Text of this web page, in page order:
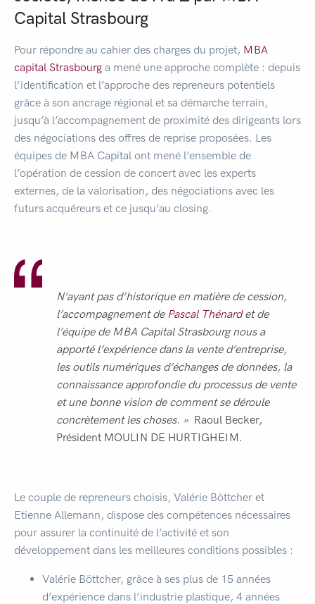
Capital Strasbourg
Pour répondre au cahier des charges du projet, MBA
capital Strasbourg a mené une approche complète : depuis
l’identification et l’approche des repreneurs potentiels
grâce à son ancrage régional et sa démarche terrain,
jusqu’à l’accompagnement de proximité des dirigeants lors
des négociations des offres de reprise proposées. Les
équipes de MBA Capital ont mené l’ensemble de
l’opération de cession de concert avec les experts
externes, de la valorisation, des négociations avec les
futurs acquéreurs et ce jusqu’au closing.
N’ayant pas d’historique en matière de cession,
l’accompagnement de Pascal Thénardet de
l’équipe de MBA Capital Strasbourg nous a
apporté l’expérience dans la vente d’entreprise,
les outils numériques d’échanges de données, la
connaissance approfondie du processus de vente
et une bonne vision de comment se déroule
concrètement les choses. » Raoul Becker,
Président MOULIN DE HURTIGHEIM.
Le couple de repreneurs choisis, Valérie Böttcher et
Etienne Allemann, dispose des compétences nécessaires
pour assurer la continuité de l’activité et son
développement dans les meilleures conditions possibles :
Valérie Böttcher, grâce à ses plus de 15 années
d’expérience dans l’industrie plastique, 4 années